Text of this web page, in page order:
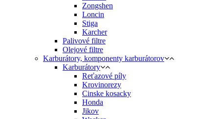
Zongshen
Loncin
Stiga
Karcher
Palivové filtre
Olejové filtre
Karburátory, komponenty karburátorov
Karburátory
Reťazové píly
Krovinorezy
Cinske kosacky
Honda
Jikov